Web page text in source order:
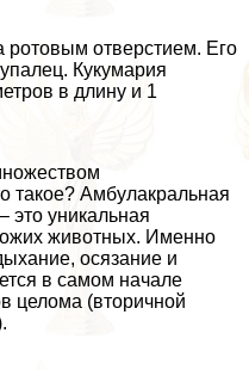
ротовым отверстием. Его
Кукумария
в длину и 1
такое? Амбулакральная
это уникальная
животных. Именно
осязание и
в самом начале
целома (вторичной